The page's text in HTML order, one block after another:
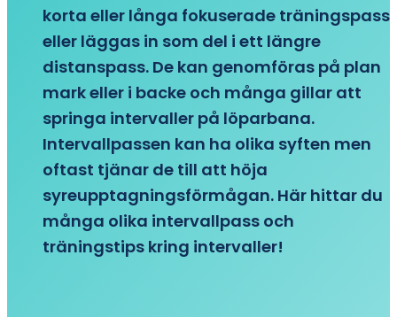
korta eller långa fokuserade träningspass
eller läggas in som del i ett längre
distanspass. De kan genomföras på plan
mark eller i backe och många gillar att
springa intervaller på löparbana.
Intervallpassen kan ha olika syften men
oftast tjänar de till att höja
syreupptagningsförmågan. Här hittar du
många olika intervallpass och
träningstips kring intervaller!